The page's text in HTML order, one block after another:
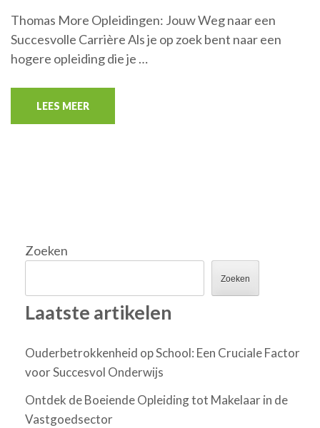
Thomas More Opleidingen: Jouw Weg naar een
Succesvolle Carrière Als je op zoek bent naar een
hogere opleiding die je …
LEES MEER
Zoeken
Zoeken
Laatste artikelen
Ouderbetrokkenheid op School: Een Cruciale Factor
voor Succesvol Onderwijs
Ontdek de Boeiende Opleiding tot Makelaar in de
Vastgoedsector